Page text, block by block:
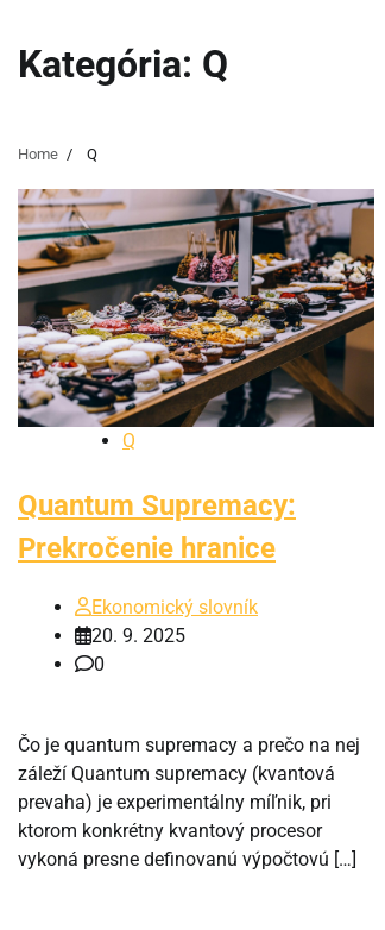
Kategória: Q
Home Q
Q
Quantum Supremacy:
Prekročenie hranice
Ekonomický slovník
20. 9. 2025
0
Čo je quantum supremacy a prečo na nej
záleží Quantum supremacy (kvantová
prevaha) je experimentálny míľnik, pri
ktorom konkrétny kvantový procesor
vykoná presne definovanú výpočtovú […]